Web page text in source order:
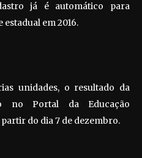
já é automático para
estadual em 2016.
unidades, o resultado da
no Portal da Educação
partir do dia 7 de dezembro.